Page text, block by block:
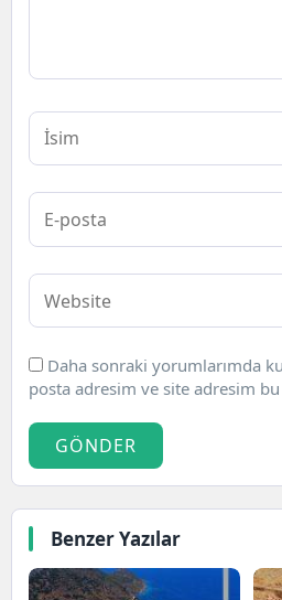
Daha sonraki yorumlarımda
posta adresim ve site adresim bu
GÖNDER
Benzer Yazılar